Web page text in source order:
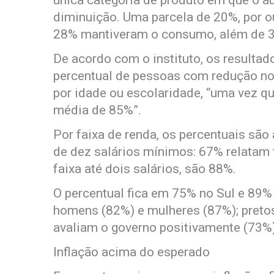
diminuição. Uma parcela de 20%, por
28% mantiveram o consumo, além de
De acordo com o instituto, os
percentual de pessoas com redução
por idade ou escolaridade, “uma vez
média de 85%”.
Por faixa de renda, os percentuais
de dez salários mínimos: 67%
faixa até dois salários, são 88%.
O percentual fica em 75% no Sul e
homens (82%) e mulheres (87%);
avaliam o governo positivamente
Inflação acima do esperado